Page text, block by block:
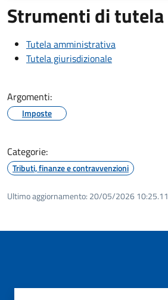
Strumenti di tutela
Tutela amministrativa
Tutela giurisdizionale
Argomenti:
Imposte
Categorie:
Tributi, finanze e contravvenzioni
Ultimo aggiornamento: 20/05/2026 10:25.11